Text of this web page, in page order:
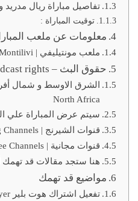
تفاصيل مباراة ريال مدريد
توقيت المباراة :
معلومات عن ملعب
ملعب مونتيليفي | Estadi Montilivi
حقوق البث – Broadcast rights
North Africa
سيتم عرض المباراة علي
قنوات الشيرنج | Sharing Channels
قنوات مجانية | Free Channels
هنا ستجد مقالات قد تهمك
مواضيع قد تهمك
تفعيل اشتراك هوت بلير HOT player